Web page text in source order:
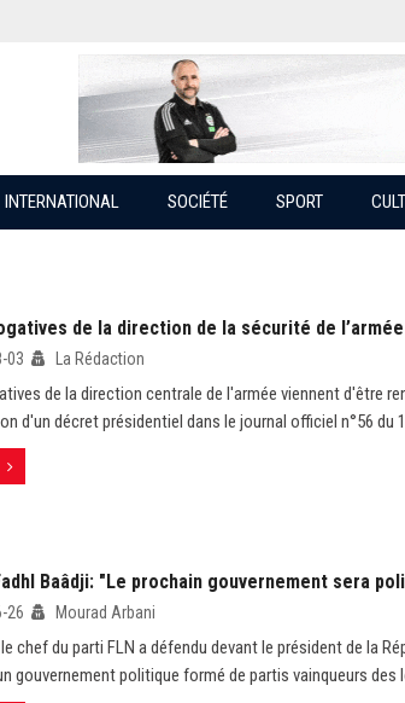
INTERNATIONAL SOCIÉTÉ SPORT
de la direction de la sécurité de
03 La Rédaction
de la direction centrale de l'armée viennent d'être
d'un décret présidentiel dans le journal officiel n°56 du
Baâdji: "Le prochain gouvernement sera
26 Mourad Arbani
chef du parti FLN a défendu devant le président de la
gouvernement politique formé de partis vainqueurs des